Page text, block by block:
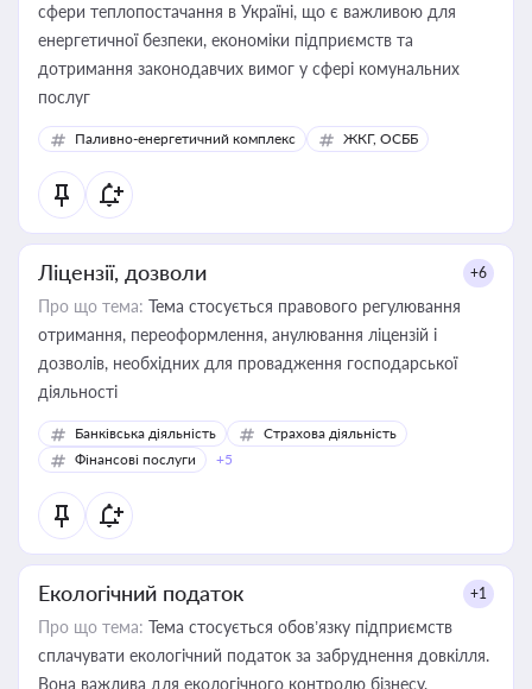
сфери теплопостачання в Україні, що є важливою для
енергетичної безпеки, економіки підприємств та
дотримання законодавчих вимог у сфері комунальних
послуг
Паливно-енергетичний комплекс ЖКГ, ОСББ
Ліцензії, дозволи +6
Про що тема: Тема стосується правового регулювання
отримання, переоформлення, анулювання ліцензій і
дозволів, необхідних для провадження господарської
діяльності
Банківська діяльність
Страхова діяльність
Фінансові послуги
+5
Екологічний податок +1
Про що тема: Тема стосується обов’язку підприємств
сплачувати екологічний податок за забруднення довкілля.
Вона важлива для екологічного контролю бізнесу,